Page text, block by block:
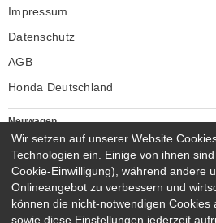
Impressum
Datenschutz
AGB
Honda Deutschland
Neuwagen
Honda Neuwagen
Gebrauchtwagen
Honda Gebrauchtwagen
Honda Vorführwagen
Gesamtbestand
Wir setzen auf unserer Website
Technologien ein. Einige von ihnen
Cookie-Einwilligung), während andere
Onlineangebot zu verbessern und
können die nicht-notwendigen
sowie diese Einstellungen jederzeit